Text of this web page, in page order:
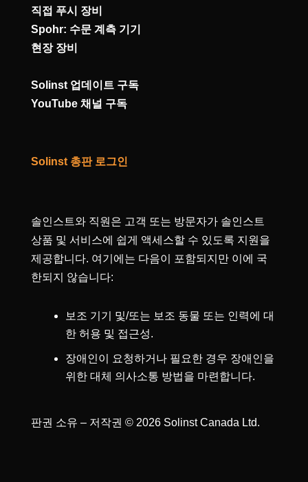
직접 푸시 장비
Spohr: 수문 계측 기기
현장 장비
Solinst 업데이트 구독
YouTube 채널 구독
Solinst 총판 로그인
솔인스트와 직원은 고객 또는 방문자가 솔인스트
상품 및 서비스에 쉽게 액세스할 수 있도록 지원을
제공합니다. 여기에는 다음이 포함되지만 이에 국
한되지 않습니다:
보조 기기 및/또는 보조 동물 또는 인력에 대
한 허용 및 접근성.
장애인이 요청하거나 필요한 경우 장애인을
위한 대체 의사소통 방법을 마련합니다.
판권 소유 – 저작권 © 2026 Solinst Canada Ltd.